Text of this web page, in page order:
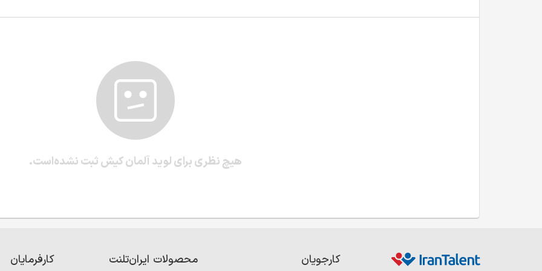
هیچ نظری برای لوید آلمان کیش ثبت نشده‌است.
کارجویان محصولات ایران‌تلنت کارفرمایان